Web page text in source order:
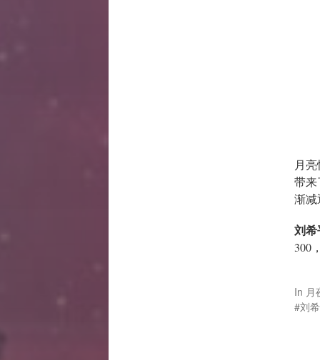
月
带来
渐减
刘希
300
In 月
刘